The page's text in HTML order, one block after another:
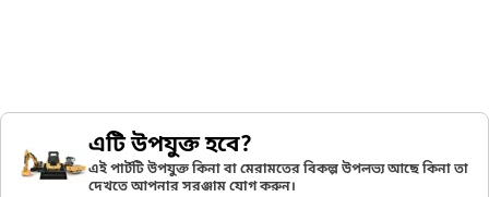
এটি উপযুক্ত হবে?
এই পার্টটি উপযুক্ত কিনা বা মেরামতের বিকল্প উপলভ্য আছে কিনা তা
দেখতে আপনার সরঞ্জাম যোগ করুন।